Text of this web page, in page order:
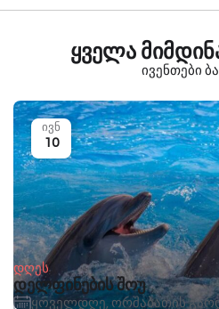
ყველა
ივენთები
დღეს
დელფინების შოუ
ყოველდღე, ორშაბათის
ივნ
10